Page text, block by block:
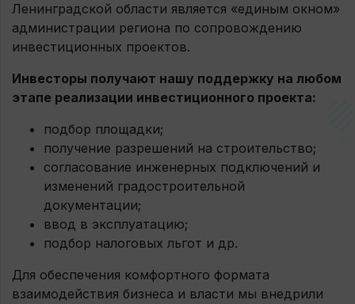
Ленинградской области является «единым окном»
администрации региона по сопровождению
инвестиционных проектов.
Инвесторы получают нашу поддержку на любом
этапе реализации инвестиционного проекта:
подбор площадки;
получение разрешений на строительство;
согласование инженерных подключений и
изменений градостроительной
документации;
ввод в эксплуатацию;
подбор налоговых льгот и др.
Для обеспечения комфортного формата
взаимодействия бизнеса и власти мы внедрили